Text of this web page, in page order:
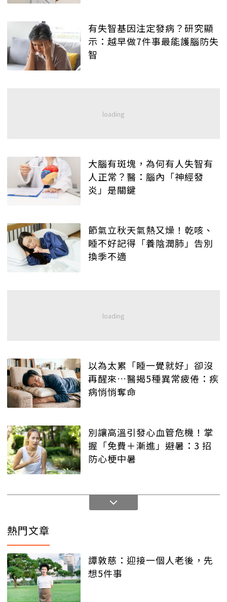
有失智基因注定發病？研究顯
示：越早做7件事最能護腦防失
智
大腦有斑塊，為何有人失智有
人正常？醫：腦內「神經發
炎」是關鍵
節氣立秋天氣熱又燥！乾咳、
睡不好記得「養陰潤肺」告別
換季不適
以為太累「睡一覺就好」卻沒
再醒來…醫揭5種異常疲倦：疾
病悄悄奪命
別讓高溫引發心血管危機！掌
握「免費＋漸進」避暑：3 招
防心梗中暑
熱門文章
譚敦慈：迎接一個人老後，先
想5件事